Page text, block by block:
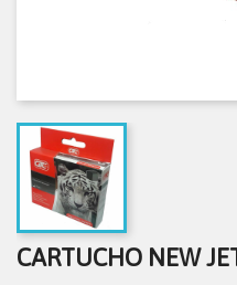
CARTUCHO NEW